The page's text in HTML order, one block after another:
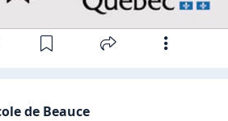
de Beauce